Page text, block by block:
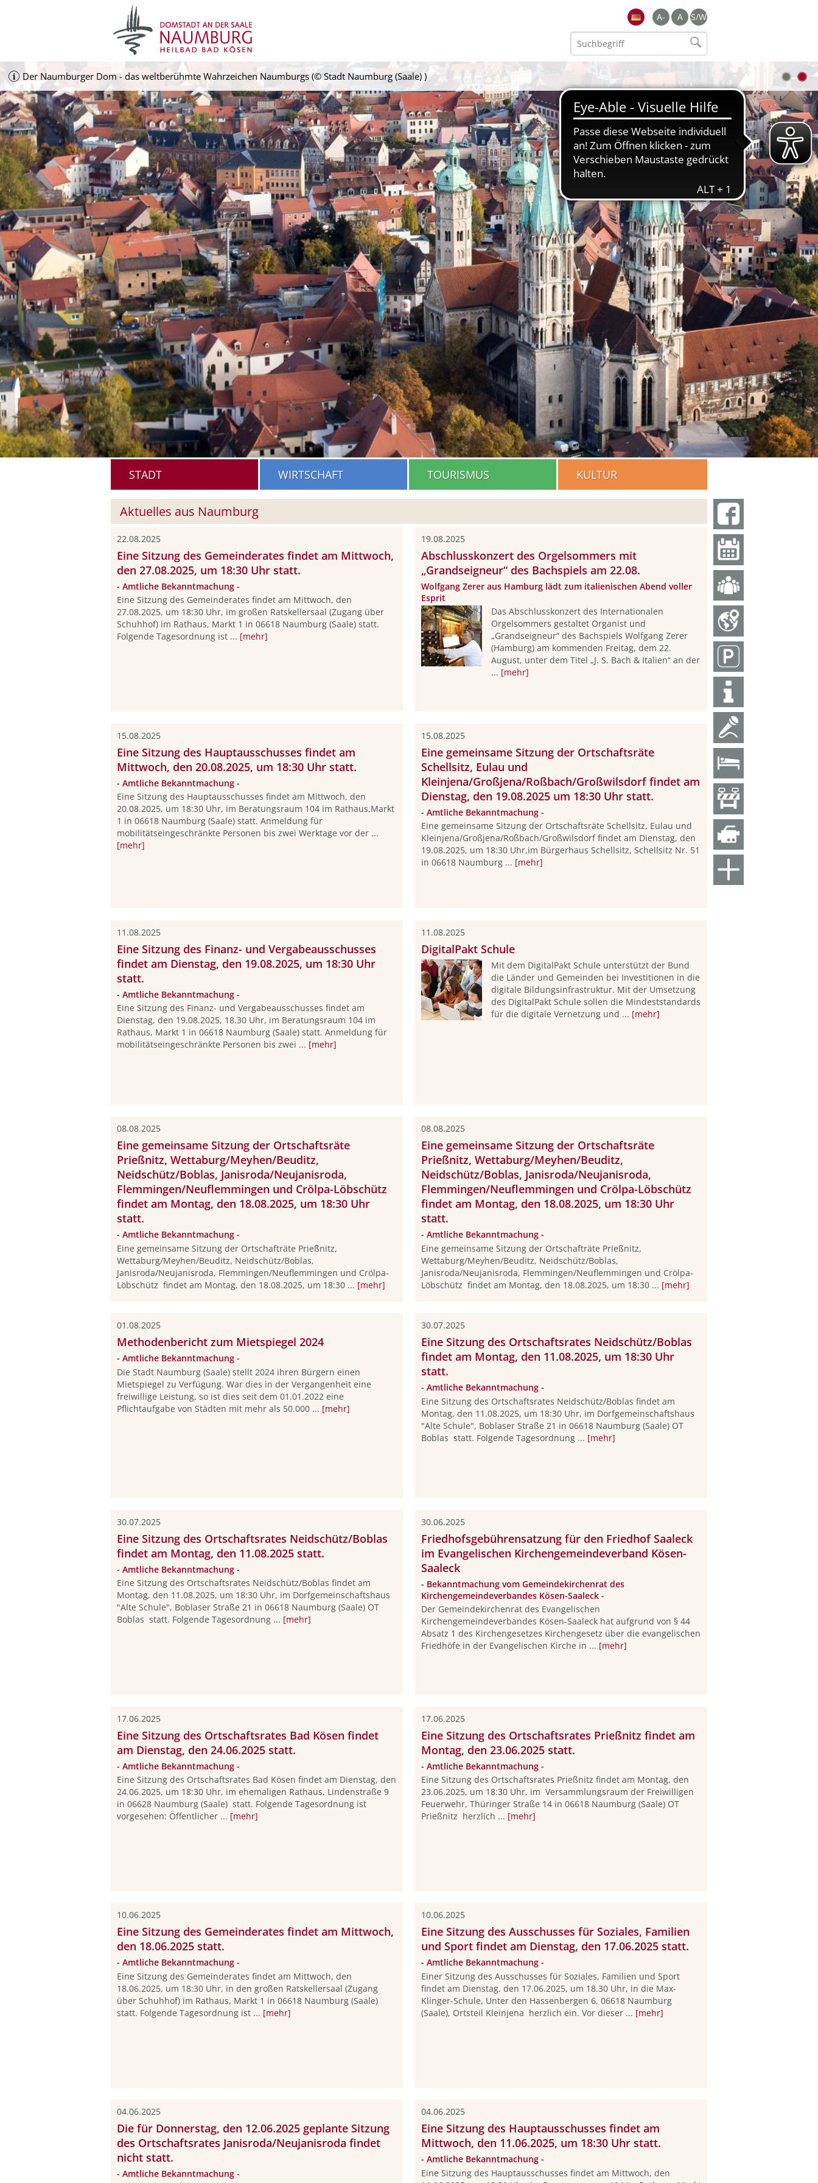
A- A S/W
Der Naumburger Dom - das weltberühmte Wahrzeichen Naumburgs (© Stadt Naumburg (Saale) )
STADT WIRTSCHAFT TOURISMUS KULTUR
Aktuelles aus Naumburg
22.08.2025
Eine Sitzung des Gemeinderates findet am Mittwoch,
den 27.08.2025, um 18:30 Uhr statt.
- Amtliche Bekanntmachung -
Eine Sitzung des Gemeinderates findet am Mittwoch, den
27.08.2025, um 18:30 Uhr, im großen Ratskellersaal (Zugang über
Schuhhof) im Rathaus, Markt 1 in 06618 Naumburg (Saale) statt.
Folgende Tagesordnung ist ... [mehr]
19.08.2025
Abschlusskonzert des Orgelsommers mit
„Grandseigneur“ des Bachspiels am 22.08.
Wolfgang Zerer aus Hamburg lädt zum italienischen Abend voller
Esprit
Das Abschlusskonzert des Internationalen
Orgelsommers gestaltet Organist und
„Grandseigneur“ des Bachspiels Wolfgang Zerer
(Hamburg) am kommenden Freitag, dem 22.
August, unter dem Titel „J. S. Bach & Italien“ an der
... [mehr]
15.08.2025
Eine Sitzung des Hauptausschusses findet am
Mittwoch, den 20.08.2025, um 18:30 Uhr statt.
- Amtliche Bekanntmachung -
Eine Sitzung des Hauptausschusses findet am Mittwoch, den
20.08.2025, um 18:30 Uhr, im Beratungsraum 104 im Rathaus,Markt
1 in 06618 Naumburg (Saale) statt. Anmeldung für
mobilitätseingeschränkte Personen bis zwei Werktage vor der ...
[mehr]
15.08.2025
Eine gemeinsame Sitzung der Ortschaftsräte
Schellsitz, Eulau und
Kleinjena/Großjena/Roßbach/Großwilsdorf findet am
Dienstag, den 19.08.2025 um 18:30 Uhr statt.
- Amtliche Bekanntmachung -
Eine gemeinsame Sitzung der Ortschaftsräte Schellsitz, Eulau und
Kleinjena/Großjena/Roßbach/Großwilsdorf findet am Dienstag, den
19.08.2025, um 18:30 Uhr,im Bürgerhaus Schellsitz, Schellsitz Nr. 51
in 06618 Naumburg ... [mehr]
11.08.2025
Eine Sitzung des Finanz- und Vergabeausschusses
findet am Dienstag, den 19.08.2025, um 18:30 Uhr
statt.
- Amtliche Bekanntmachung -
Eine Sitzung des Finanz- und Vergabeausschusses findet am
Dienstag, den 19.08.2025, 18.30 Uhr, im Beratungsraum 104 im
Rathaus, Markt 1 in 06618 Naumburg (Saale) statt. Anmeldung für
mobilitätseingeschränkte Personen bis zwei ... [mehr]
11.08.2025
DigitalPakt Schule
Mit dem DigitalPakt Schule unterstützt der Bund
die Länder und Gemeinden bei Investitionen in die
digitale Bildungsinfrastruktur. Mit der Umsetzung
des DigitalPakt Schule sollen die Mindeststandards
für die digitale Vernetzung und ... [mehr]
08.08.2025
Eine gemeinsame Sitzung der Ortschaftsräte
Prießnitz, Wettaburg/Meyhen/Beuditz,
Neidschütz/Boblas, Janisroda/Neujanisroda,
Flemmingen/Neuflemmingen und Crölpa-Löbschütz
findet am Montag, den 18.08.2025, um 18:30 Uhr
statt.
- Amtliche Bekanntmachung -
Eine gemeinsame Sitzung der Ortschafträte Prießnitz,
Wettaburg/Meyhen/Beuditz, Neidschütz/Boblas,
Janisroda/Neujanisroda, Flemmingen/Neuflemmingen und Crölpa-
Löbschütz findet am Montag, den 18.08.2025, um 18:30 ... [mehr]
08.08.2025
Eine gemeinsame Sitzung der Ortschaftsräte
Prießnitz, Wettaburg/Meyhen/Beuditz,
Neidschütz/Boblas, Janisroda/Neujanisroda,
Flemmingen/Neuflemmingen und Crölpa-Löbschütz
findet am Montag, den 18.08.2025, um 18:30 Uhr
statt.
- Amtliche Bekanntmachung -
Eine gemeinsame Sitzung der Ortschafträte Prießnitz,
Wettaburg/Meyhen/Beuditz, Neidschütz/Boblas,
Janisroda/Neujanisroda, Flemmingen/Neuflemmingen und Crölpa-
Löbschütz findet am Montag, den 18.08.2025, um 18:30 ... [mehr]
01.08.2025
Methodenbericht zum Mietspiegel 2024
- Amtliche Bekanntmachung -
Die Stadt Naumburg (Saale) stellt 2024 ihren Bürgern einen
Mietspiegel zu Verfügung. War dies in der Vergangenheit eine
freiwillige Leistung, so ist dies seit dem 01.01.2022 eine
Pflichtaufgabe von Städten mit mehr als 50.000 ... [mehr]
30.07.2025
Eine Sitzung des Ortschaftsrates Neidschütz/Boblas
findet am Montag, den 11.08.2025, um 18:30 Uhr
statt.
- Amtliche Bekanntmachung -
Eine Sitzung des Ortschaftsrates Neidschütz/Boblas findet am
Montag, den 11.08.2025, um 18:30 Uhr, im Dorfgemeinschaftshaus
"Alte Schule", Boblaser Straße 21 in 06618 Naumburg (Saale) OT
Boblas statt. Folgende Tagesordnung ... [mehr]
30.07.2025
Eine Sitzung des Ortschaftsrates Neidschütz/Boblas
findet am Montag, den 11.08.2025 statt.
- Amtliche Bekanntmachung -
Eine Sitzung des Ortschaftsrates Neidschütz/Boblas findet am
Montag, den 11.08.2025, um 18:30 Uhr, im Dorfgemeinschaftshaus
"Alte Schule", Boblaser Straße 21 in 06618 Naumburg (Saale) OT
Boblas statt. Folgende Tagesordnung ... [mehr]
30.06.2025
Friedhofsgebührensatzung für den Friedhof Saaleck
im Evangelischen Kirchengemeindeverband Kösen-
Saaleck
- Bekanntmachung vom Gemeindekirchenrat des
Kirchengemeindeverbandes Kösen-Saaleck -
Der Gemeindekirchenrat des Evangelischen
Kirchengemeindeverbandes Kösen-Saaleck hat auf­grund von § 44
Absatz 1 des Kirchengesetzes Kirchengesetz über die evangelischen
Friedhöfe in der Evangelischen Kirche in ... [mehr]
17.06.2025
Eine Sitzung des Ortschaftsrates Bad Kösen findet
am Dienstag, den 24.06.2025 statt.
- Amtliche Bekanntmachung -
Eine Sitzung des Ortschaftsrates Bad Kösen findet am Dienstag, den
24.06.2025, um 18:30 Uhr, im ehemaligen Rathaus, Lindenstraße 9
in 06628 Naumburg (Saale) statt. Folgende Tagesordnung ist
vorgesehen: Öffentlicher ... [mehr]
17.06.2025
Eine Sitzung des Ortschaftsrates Prießnitz findet am
Montag, den 23.06.2025 statt.
- Amtliche Bekanntmachung -
Eine Sitzung des Ortschaftsrates Prießnitz findet am Montag, den
23.06.2025, um 18:30 Uhr, im Versammlungsraum der Freiwilligen
Feuerwehr, Thüringer Straße 14 in 06618 Naumburg (Saale) OT
Prießnitz herzlich ... [mehr]
10.06.2025
Eine Sitzung des Gemeinderates findet am Mittwoch,
den 18.06.2025 statt.
- Amtliche Bekanntmachung -
Eine Sitzung des Gemeinderates findet am Mittwoch, den
18.06.2025, um 18:30 Uhr, in den großen Ratskellersaal (Zugang
über Schuhhof) im Rathaus, Markt 1 in 06618 Naumburg (Saale)
statt. Folgende Tagesordnung ist ... [mehr]
10.06.2025
Eine Sitzung des Ausschusses für Soziales, Familien
und Sport findet am Dienstag, den 17.06.2025 statt.
- Amtliche Bekanntmachung -
Einer Sitzung des Ausschusses für Soziales, Familien und Sport
findet am Dienstag, den 17.06.2025, um 18.30 Uhr, in die Max-
Klinger-Schule, Unter den Hassenbergen 6, 06618 Naumburg
(Saale), Ortsteil Kleinjena herzlich ein. Vor dieser ... [mehr]
04.06.2025
Die für Donnerstag, den 12.06.2025 geplante Sitzung
des Ortschaftsrates Janisroda/Neujanisroda findet
nicht statt.
- Amtliche Bekanntmachung -
04.06.2025
Eine Sitzung des Hauptausschusses findet am
Mittwoch, den 11.06.2025, um 18:30 Uhr statt.
- Amtliche Bekanntmachung -
Eine Sitzung des Hauptausschusses findet am Mittwoch, den